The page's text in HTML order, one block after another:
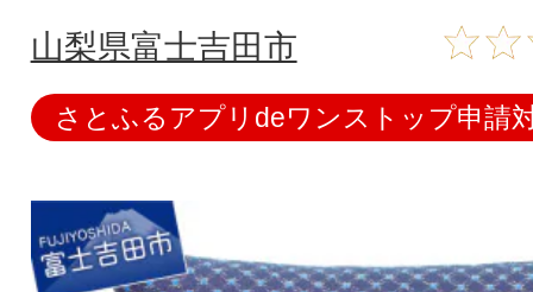
山梨県富士吉田市
さとふるアプリdeワンストップ申請